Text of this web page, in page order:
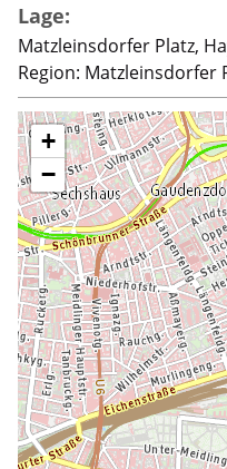
Lage:
Matzleinsdorfer Platz,
Region: Matzleinsdorfer
+
−